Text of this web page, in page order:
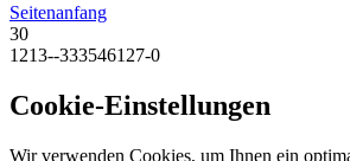
Seitenanfang
30
1213--333546127-0
Cookie-Einstellungen
Wir verwenden Cookies, um Ihnen ein